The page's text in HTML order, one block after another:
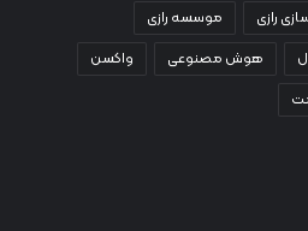
رازی
موسسه رازی
هوش مصنوعی
واکسن